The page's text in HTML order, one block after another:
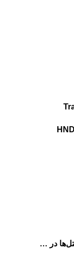
در …